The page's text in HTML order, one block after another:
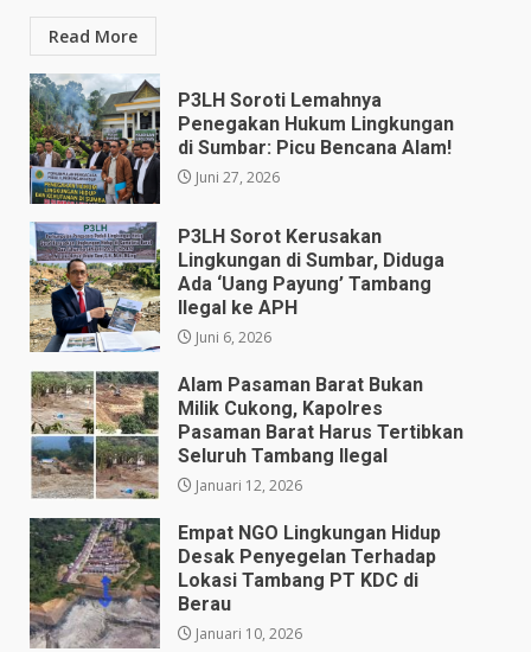
Read More
P3LH Soroti Lemahnya
Penegakan Hukum Lingkungan
di Sumbar: Picu Bencana Alam!
Juni 27, 2026
P3LH Sorot Kerusakan
Lingkungan di Sumbar, Diduga
Ada ‘Uang Payung’ Tambang
Ilegal ke APH
Juni 6, 2026
Alam Pasaman Barat Bukan
Milik Cukong, Kapolres
Pasaman Barat Harus Tertibkan
Seluruh Tambang Ilegal
Januari 12, 2026
Empat NGO Lingkungan Hidup ​
Desak Penyegelan Terhadap
Lokasi Tambang PT KDC di
Berau
Januari 10, 2026